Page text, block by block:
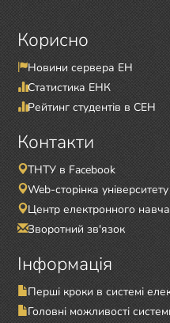
Корисно
Новини сервера ЕН
Статистика ЕНК
Рейтинг студентів в СЕН
Контакти
ТНТУ в Facebook
Web-сторінка університету
Центр електронного
Зворотний зв'язок
Інформація
Перші кроки в системі
Головні можливості